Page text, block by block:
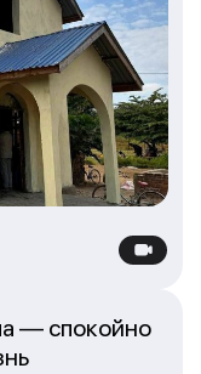
— спокойно